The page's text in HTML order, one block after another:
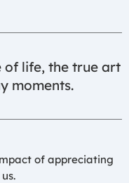
of life, the true art
moments.
of appreciating